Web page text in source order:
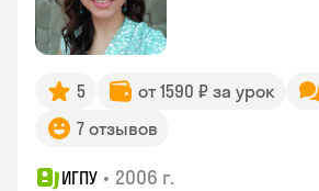
5 от 1590 ₽ за урок
7 отзывов
ИГПУ • 2006 г.